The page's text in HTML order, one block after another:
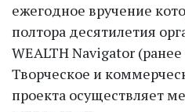
ежегодное вручение
полтора десятилетия
WEALTH Navigator (ранее
Творческое и
проекта осуществляет